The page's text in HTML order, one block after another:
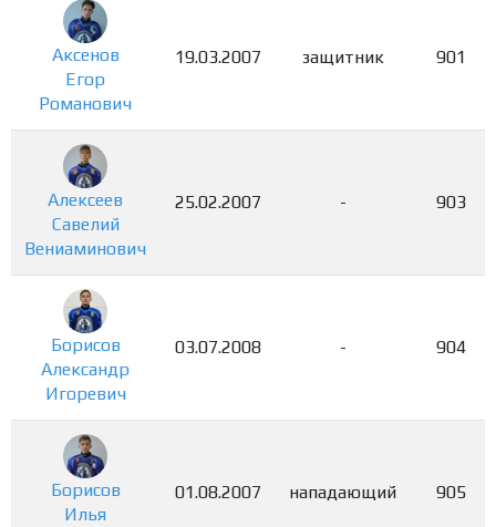
Аксенов
Егор
Романович
19.03.2007 защитник 901
Алексеев
Савелий
Вениаминович
25.02.2007 - 903
Борисов
Александр
Игоревич
03.07.2008 - 904
Борисов
Илья
01.08.2007 нападающий 905